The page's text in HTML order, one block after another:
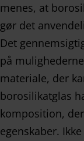
menes, at
gør det
Det
på
materiale, der
borosilikatglas
komposition,
egenskaber.